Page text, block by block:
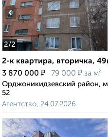
2/2
‹
2-к квартира, вторичка,
3 870 000 ₽ 79 000 ₽ за м²
Орджоникидзевский район,
52
Агентство, 24.07.2026